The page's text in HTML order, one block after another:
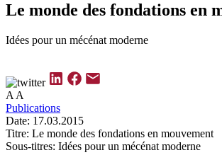
Le monde des fondations en
Idées pour un mécénat moderne
A A
Publications
Date: 17.03.2015
Titre: Le monde des fondations en mouvement
Sous-titres: Idées pour un mécénat moderne